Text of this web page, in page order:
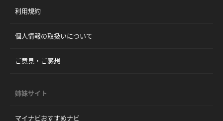
利用規約
個人情報の取扱いについて
ご意見・ご感想
姉妹サイト
マイナビおすすめナビ